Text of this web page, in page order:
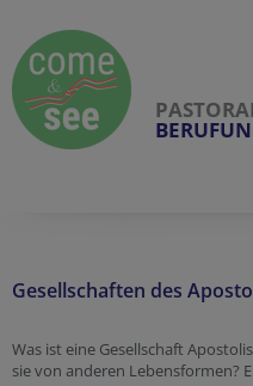
Gesellschaften des
Was ist eine Gesellschaft
sie von anderen Lebensformen?